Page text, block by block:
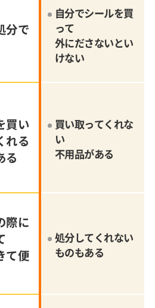
分で
自分でシールを買
って
外にださないとい
けない
買い
れる
る
買い取ってくれな
い
不用品がある
際に
て便
処分してくれない
ものもある